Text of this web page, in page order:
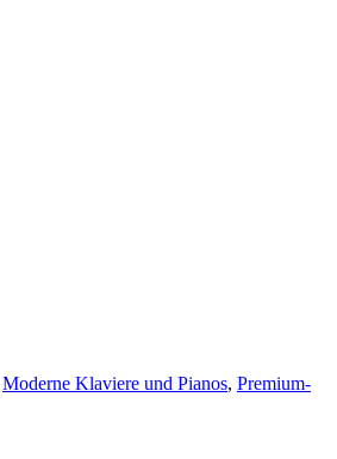
Moderne Klaviere und Pianos, Premium-